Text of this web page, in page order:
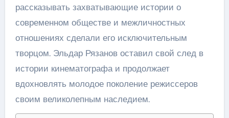
рассказывать захватывающие истории о
современном обществе и межличностных
отношениях сделали его исключительным
творцом. Эльдар Рязанов оставил свой след в
истории кинематографа и продолжает
вдохновлять молодое поколение режиссеров
своим великолепным наследием.